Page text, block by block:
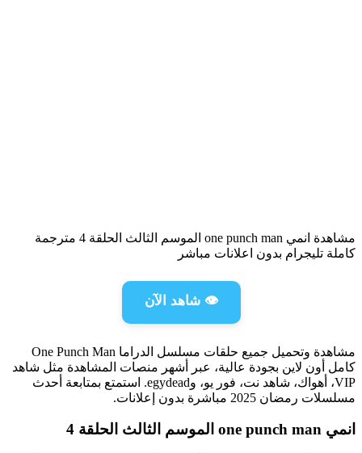
مشاهدة انمي one punch man الموسم الثالث الحلقة 4 مترجمة
كاملة تليجرام بدون اعلانات مباشر
👁️ شاهد الآن
مشاهدة وتحميل جميع حلقات مسلسل الدراما One Punch Man
كامل أون لاين بجودة عالية، عبر أشهر منصات المشاهدة مثل شاهد
VIP، أهواك، شاهد نت، فور يو، وegydead. استمتع بمتابعة أحدث
مسلسلات رمضان 2025 مباشرة بدون إعلانات.
انمي one punch man الموسم الثالث الحلقة 4